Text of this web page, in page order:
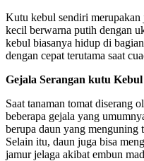
Kutu kebul sendiri
kecil berwarna putih dengan
kebul biasanya hidup di
dengan cepat terutama saat
Gejala Serangan kutu
Saat tanaman tomat diserang
beberapa gejala yang
berupa daun yang menguning
Selain itu, daun juga bisa
jamur jelaga akibat embun